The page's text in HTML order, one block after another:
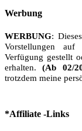
Werbung
WERBUNG:
Vorstellungen
Verfügung gestellt
erhalten.(Ab 02/
trotzdem meine
*Affiliate -Links